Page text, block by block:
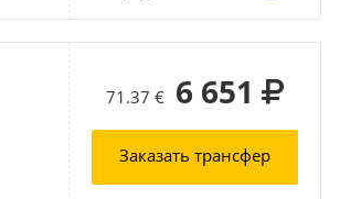
71.37 € 6 651
Заказать трансфер